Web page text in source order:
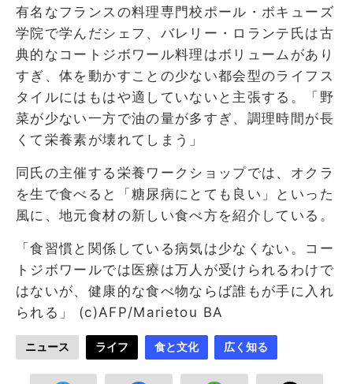
有名なフランスの料理専門校ポール・ボキューズ
学院で学んだシェフ、バレリー・ロランテ氏は古
典的なコートジボワール料理はボリュームがあり
すぎ、体を動かすことの少ない都会型のライフス
タイルにはもはや適していないと主張する。「野
菜が少ない一方で油の量が多すぎ、調理時間が長
くて栄養素が壊れてしまう」
同氏の主催する栄養ワークショップでは、オクラ
を生で食べると「糖尿病にとても良い」といった
風に、地元食材の新しい食べ方を紹介している。
「食習慣と関係している病気は少なくない。コー
トジボワールでは医療は万人が受けられるわけで
はないが、健康的な食べ物ならば誰もが手に入れ
られる」 (c)AFP/Marietou BA
ニュース ライフ 食と文化 広く知る